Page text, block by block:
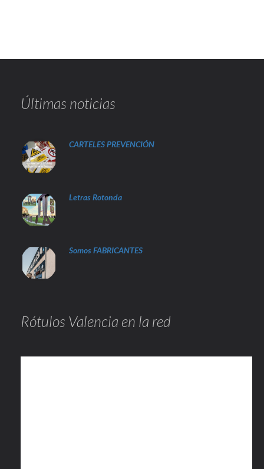
Últimas noticias
CARTELES PREVENCIÓN
Letras Rotonda
Somos FABRICANTES
Rótulos Valencia en la red